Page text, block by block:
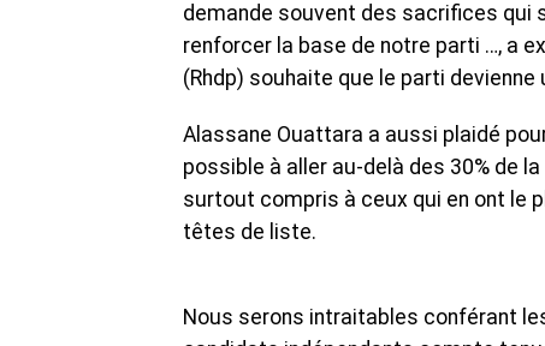
demande souvent des sacrifices qui
renforcer la base de notre parti …, a
(Rhdp) souhaite que le parti devienne
Alassane Ouattara a aussi plaidé
possible à aller au-delà des 30% de
surtout compris à ceux qui en ont le
têtes de liste.
Nous serons intraitables conférant